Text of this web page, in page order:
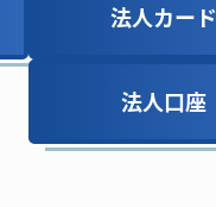
法人カード
法人カード
法人口座
法人口座